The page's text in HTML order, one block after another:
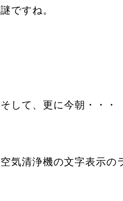
謎ですね。
そして、更に今朝・・・
空気清浄機の文字表示の